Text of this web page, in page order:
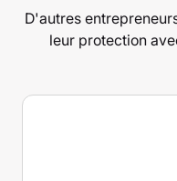
D'autres
leur protection